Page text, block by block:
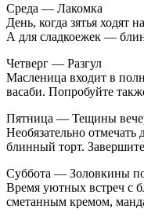
Среда — Лакомка
День, когда зятья ходят
А для сладкоежек —
Четверг — Разгул
Масленица входит в
васаби. Попробуйте
Пятница — Тещины
Необязательно
блинный торт.
Суббота — Золовкины
Время уютных встреч с
сметанным кремом,